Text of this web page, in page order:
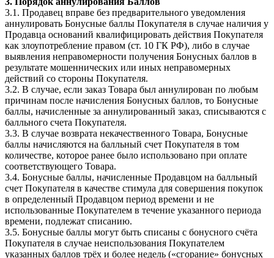
3.1. Продавец вправе без предварительного уведомления
аннулировать Бонусные баллы Покупателя в случае наличия у
Продавца оснований квалифицировать действия Покупателя
как злоупотребление правом (ст. 10 ГК РФ), либо в случае
выявления неправомерности получения Бонусных баллов в
результате мошеннических или иных неправомерных
действий со стороны Покупателя.
3.2. В случае, если заказ Товара был аннулирован по любым
причинам после начисления Бонусных баллов, то Бонусные
баллы, начисленные за аннулированный заказ, списываются с
балльного счета Покупателя.
3.3. В случае возврата некачественного Товара, Бонусные
баллы начисляются на балльный счет Покупателя в том
количестве, которое ранее было использовано при оплате
соответствующего Товара.
3.4. Бонусные баллы, начисленные Продавцом на балльный
счет Покупателя в качестве стимула для совершения покупок
в определенный Продавцом период времени и не
использованные Покупателем в течение указанного периода
времени, подлежат списанию.
3.5. Бонусные баллы могут быть списаны с бонусного счёта
Покупателя в случае неиспользования Покупателем
указанных баллов трёх и более недель («сгорание» бонусных